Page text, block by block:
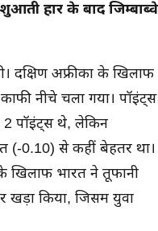
हार के बाद जिम्बाब्वे
दक्षिण अफ्रीका के खिलाफ
नीचे चला गया। पॉइंट्स
2 पॉइंट्स थे, लेकिन
(-0.10) से कहीं बेहतर था।
खिलाफ भारत ने तूफानी
खड़ा किया, जिसमें युवा